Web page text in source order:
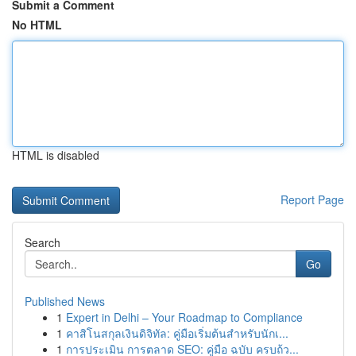
Submit a Comment
No HTML
HTML is disabled
Report Page
Search
Go
Published News
1 Expert in Delhi – Your Roadmap to Compliance
1 คาสิโนสกุลเงินดิจิทัล: คู่มือเริ่มต้นสำหรับนักเ...
1 การประเมิน การตลาด SEO: คู่มือ ฉบับ ครบถ้ว...